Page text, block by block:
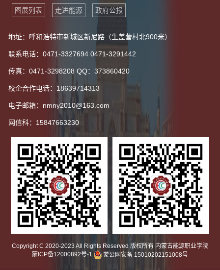
图展列表 走进能源 政府公报
地址：呼和浩特市新城区新尼路（生盖营村北900米）
联系电话：0471-3327694 0471-3291442
传真：0471-3298208 QQ：373860420
校企合作电话：18639714313
电子邮箱：nmny2010@163.com
网信科：15847663230
Copyright C 2020-2023 All Rights Reserved 版权所有 内蒙古能源职业学院
蒙ICP备12000892号-1
蒙公网安备 15010202151008号